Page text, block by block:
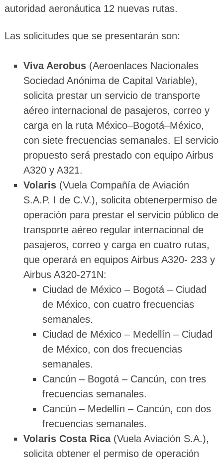
autoridad aeronáutica 12 nuevas rutas.
Las solicitudes que se presentarán son:
Viva Aerobus(Aeroenlaces Nacionales
Sociedad Anónima de Capital Variable),
solicita prestar un servicio de transporte
aéreo internacional de pasajeros, correo y
carga en la ruta México–Bogotá–México,
con siete frecuencias semanales. El servicio
propuesto será prestado con equipo Airbus
A320 y A321.
Volaris(Vuela Compañía de Aviación
S.A.P. I de C.V.), solicita obtenerpermiso de
operación para prestar el servicio público de
transporte aéreo regular internacional de
pasajeros, correo y carga en cuatro rutas,
que operará en equipos Airbus A320- 233 y
Airbus A320-271N:
Ciudad de México – Bogotá – Ciudad
de México, con cuatro frecuencias
semanales.
Ciudad de México – Medellín – Ciudad
de México, con dos frecuencias
semanales.
Cancún – Bogotá – Cancún, con tres
frecuencias semanales.
Cancún – Medellín – Cancún, con dos
frecuencias semanales.
Volaris Costa Rica(Vuela Aviación S.A.),
solicita obtener el permiso de operación